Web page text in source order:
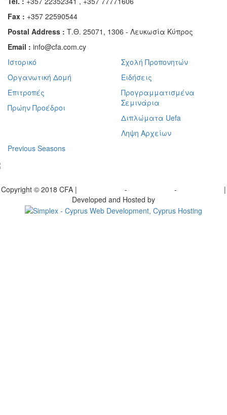
Fax : +357 22590544
Postal Address : Τ.Θ. 25071, 1306 - Λευκωσία Κύπρος
Email : info@cfa.com.cy
Ιστορικό
Οργανωτική Δομή
Επιτροπές
Πρώην Προέδροι
Σχολή Προπονητών
Ειδήσεις
Προγραμματισμένα
Σεμινάρια
Διπλώματα Uefa
Ληψη Αρχείων
Previous Seasons
Copyright © 2018 CFA | - -
|
Developed and Hosted by